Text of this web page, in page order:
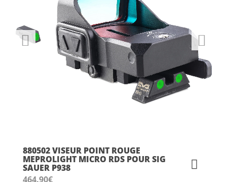
880502 VISEUR POINT ROUGE
MEPROLIGHT MICRO RDS POUR SIG
SAUER P938
464.90€